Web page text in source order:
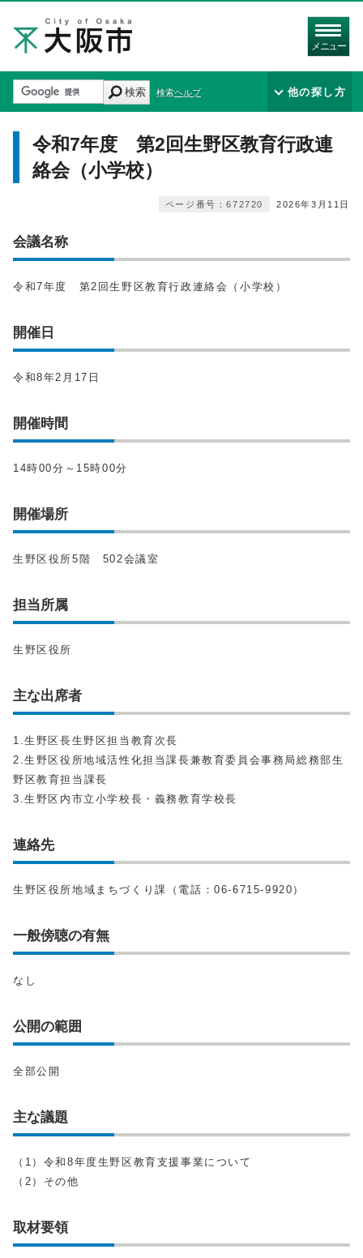
メニュー
検索 検索ヘルプ 他の探し方
令和7年度 第2回生野区教育行政連
絡会（小学校）
2026年3月11日
ページ番号：672720
会議名称
令和7年度 第2回生野区教育行政連絡会（小学校）
開催日
令和8年2月17日
開催時間
14時00分～15時00分
開催場所
生野区役所5階 502会議室
担当所属
生野区役所
主な出席者
1.生野区長生野区担当教育次長
2.生野区役所地域活性化担当課長兼教育委員会事務局総務部生
野区教育担当課長
3.生野区内市立小学校長・義務教育学校長
連絡先
生野区役所地域まちづくり課（電話：06-6715-9920）
一般傍聴の有無
なし
公開の範囲
全部公開
主な議題
（1）令和8年度生野区教育支援事業について
（2）その他
取材要領